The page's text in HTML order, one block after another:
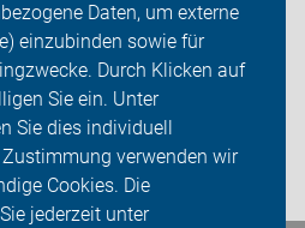
Daten, um externe
einzubinden sowie für
Durch Klicken auf
Sie ein. Unter
Sie dies individuell
verwenden wir
Cookies. Die
jederzeit unter